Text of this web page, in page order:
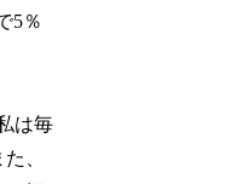
5％
は毎
、